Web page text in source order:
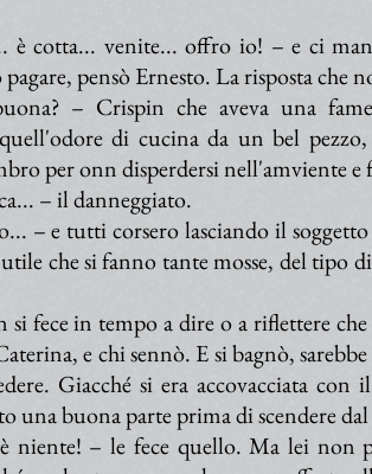
è cotta... venite... offro io! – e ci
pensò Ernesto. La risposta che
– Crispin che aveva una
quell'odore di cucina da un bel
per onn disperdersi nell'amviente e
– il danneggiato.
– e tutti corsero lasciando il
che si fanno tante mosse, del tipo
si fece in tempo a dire o a riflettere
e chi sennò. E si bagnò,
Giacché si era accovacciata con
una buona parte prima di scendere
niente! – le fece quello. Ma lei non